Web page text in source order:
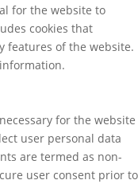
for the website to
cookies that
features of the website.
for the website
user personal data
are termed as non-
user consent prior to